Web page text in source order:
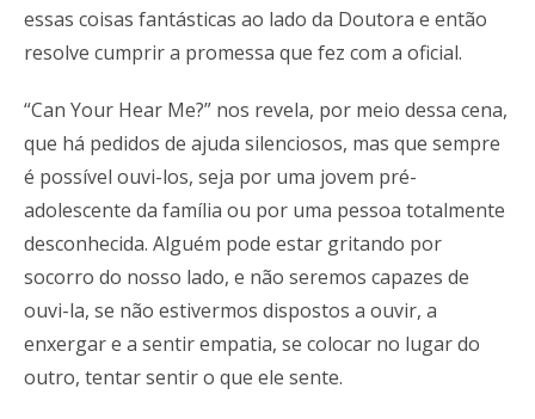
essas coisas fantásticas ao lado da Doutora e então
resolve cumprir a promessa que fez com a oficial.
“Can Your Hear Me?” nos revela, por meio dessa cena,
que há pedidos de ajuda silenciosos, mas que sempre
é possível ouvi-los, seja por uma jovem pré-
adolescente da família ou por uma pessoa totalmente
desconhecida. Alguém pode estar gritando por
socorro do nosso lado, e não seremos capazes de
ouvi-la, se não estivermos dispostos a ouvir, a
enxergar e a sentir empatia, se colocar no lugar do
outro, tentar sentir o que ele sente.